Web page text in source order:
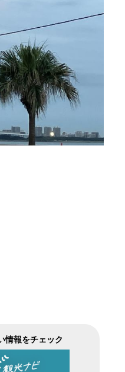
情報をチェック